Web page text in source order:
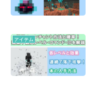
アイテム